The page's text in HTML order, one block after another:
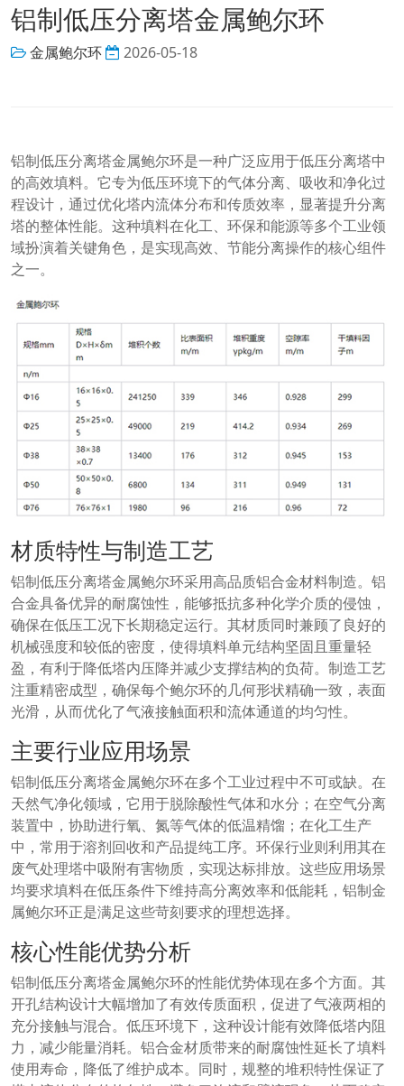
铝制低压分离塔金属鲍尔环
金属鲍尔环 2026-05-18
铝制低压分离塔金属鲍尔环是一种广泛应用于低压分离塔中
的高效填料。它专为低压环境下的气体分离、吸收和净化过
程设计，通过优化塔内流体分布和传质效率，显著提升分离
塔的整体性能。这种填料在化工、环保和能源等多个工业领
域扮演着关键角色，是实现高效、节能分离操作的核心组件
之一。
材质特性与制造工艺
铝制低压分离塔金属鲍尔环采用高品质铝合金材料制造。铝
合金具备优异的耐腐蚀性，能够抵抗多种化学介质的侵蚀，
确保在低压工况下长期稳定运行。其材质同时兼顾了良好的
机械强度和较低的密度，使得填料单元结构坚固且重量轻
盈，有利于降低塔内压降并减少支撑结构的负荷。制造工艺
注重精密成型，确保每个鲍尔环的几何形状精确一致，表面
光滑，从而优化了气液接触面积和流体通道的均匀性。
主要行业应用场景
铝制低压分离塔金属鲍尔环在多个工业过程中不可或缺。在
天然气净化领域，它用于脱除酸性气体和水分；在空气分离
装置中，协助进行氧、氮等气体的低温精馏；在化工生产
中，常用于溶剂回收和产品提纯工序。环保行业则利用其在
废气处理塔中吸附有害物质，实现达标排放。这些应用场景
均要求填料在低压条件下维持高分离效率和低能耗，铝制金
属鲍尔环正是满足这些苛刻要求的理想选择。
核心性能优势分析
铝制低压分离塔金属鲍尔环的性能优势体现在多个方面。其
开孔结构设计大幅增加了有效传质面积，促进了气液两相的
充分接触与混合。低压环境下，这种设计能有效降低塔内阻
力，减少能量消耗。铝合金材质带来的耐腐蚀性延长了填料
使用寿命，降低了维护成本。同时，规整的堆积特性保证了